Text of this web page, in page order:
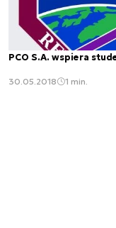
PCO S.A. wspiera
30.05.2018 1 min.